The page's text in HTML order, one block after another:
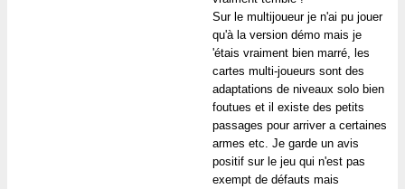
Sur le multijoueur je n'ai pu jouer
qu'à la version démo mais je
'étais vraiment bien marré, les
cartes multi-joueurs sont des
adaptations de niveaux solo bien
foutues et il existe des petits
passages pour arriver a certaines
armes etc. Je garde un avis
positif sur le jeu qui n'est pas
exempt de défauts mais